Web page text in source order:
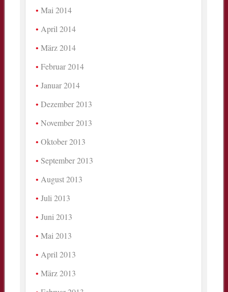
Mai 2014
April 2014
März 2014
Februar 2014
Januar 2014
Dezember 2013
November 2013
Oktober 2013
September 2013
August 2013
Juli 2013
Juni 2013
Mai 2013
April 2013
März 2013